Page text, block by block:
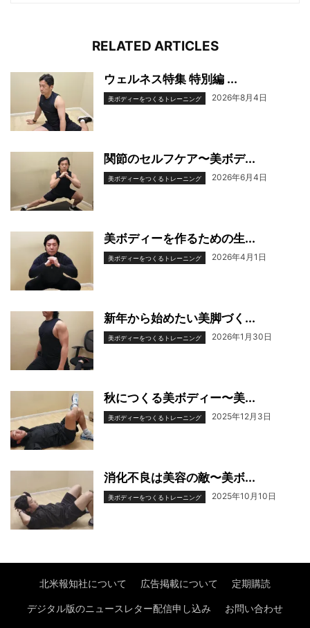
RELATED ARTICLES
ウェルネス特集 特別編 ...
美ボディーをつくるトレーニング 2026年8月4日
関節のセルフケア〜美ボデ...
美ボディーをつくるトレーニング 2026年6月4日
美ボディーを作るための生...
美ボディーをつくるトレーニング 2026年4月1日
新年から始めたい美脚づく...
美ボディーをつくるトレーニング 2026年1月30日
秋につくる美ボディー〜美...
美ボディーをつくるトレーニング 2025年12月3日
消化不良は美容の敵〜美ボ...
美ボディーをつくるトレーニング 2025年10月10日
北米報知社について 広告掲載について 定期購読
デジタル版のニュースレター配信申し込み お問い合わせ